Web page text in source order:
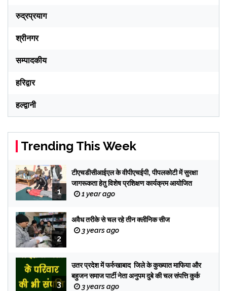
रुद्रप्रयाग
श्रीनगर
सम्पादकीय
हरिद्वार
हल्द्वानी
Trending This Week
1
टीएचडीसीआईएल के वीपीएचईपी, पीपलकोटी में सुरक्षा
जागरूकता हेतु विशेष प्रशिक्षण कार्यक्रम आयोजित
1 year ago
2
अवैध तरीके से चल रहे तीन क्लीनिक सीज
3 years ago
3
उतर प्रदेश में फर्रुखाबाद जिले के कुख्यात माफिया और
बहुजन समाज पार्टी नेता अनुपम दुबे की चल संपत्ति कुर्क
3 years ago